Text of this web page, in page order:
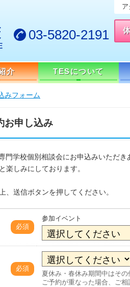
ア
03-5820-2191
介 TESについて
みフォーム
お申し込み
門学校個別相談会にお申込みいただき
楽しみにしております。
、送信ボタンを押してください。
必須
参加イベント
必須
夏休み・春休み期間中はその
ご予約が重なった場合、ご相